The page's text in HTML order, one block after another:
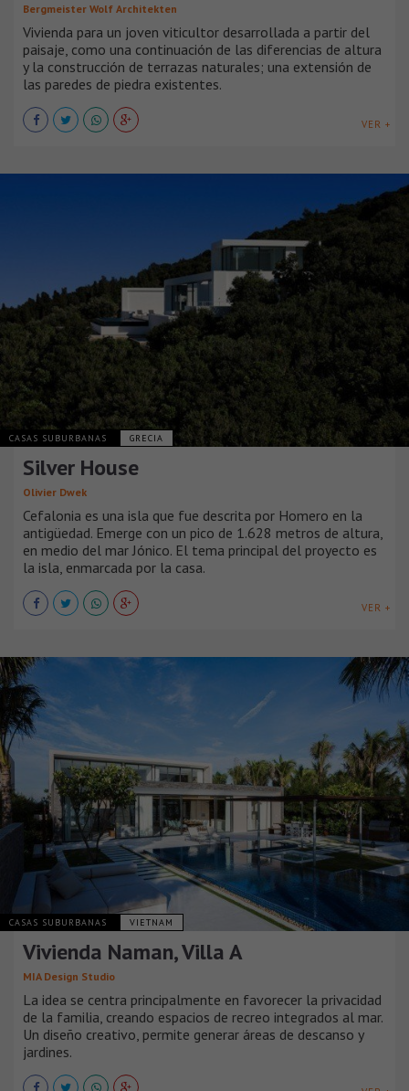
Bergmeister Wolf Architekten
Vivienda para un joven viticultor desarrollada a partir del
paisaje, como una continuación de las diferencias de altura
y la construcción de terrazas naturales; una extensión de
las paredes de piedra existentes.
VER +
CASAS SUBURBANAS GRECIA
Silver House
Olivier Dwek
Cefalonia es una isla que fue descrita por Homero en la
antigüedad. Emerge con un pico de 1.628 metros de altura,
en medio del mar Jónico. El tema principal del proyecto es
la isla, enmarcada por la casa.
VER +
CASAS SUBURBANAS VIETNAM
Vivienda Naman, Villa A
MIA Design Studio
La idea se centra principalmente en favorecer la privacidad
de la familia, creando espacios de recreo integrados al mar.
Un diseño creativo, permite generar áreas de descanso y
jardines.